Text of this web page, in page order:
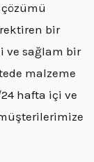
bir
ve sağlam bir
malzeme
hafta içi ve